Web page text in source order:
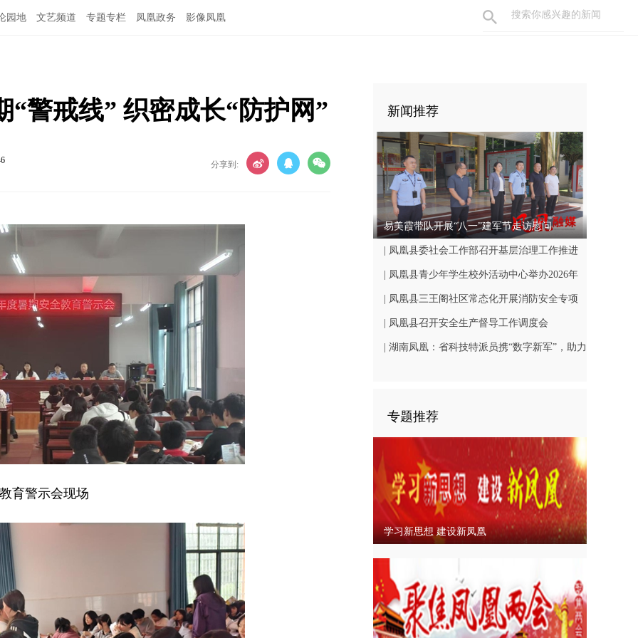
园地 文艺频道 专题专栏 凤凰政务 影像凤凰
警戒线” 织密成长“防护网”
分享到:
育警示会现场
新闻推荐
易美霞带队开展“八一”建军节走访慰问
| 凤凰县委社会工作部召开基层治理工作推进
会
| 凤凰县青少年学生校外活动中心举办2026年
暑期汇报演出
| 凤凰县三王阁社区常态化开展消防安全专项
巡查工作
| 凤凰县召开安全生产督导工作调度会
| 湖南凤凰：省科技特派员携“数字新军”，助力
专题推荐
学习新思想 建设新凤凰